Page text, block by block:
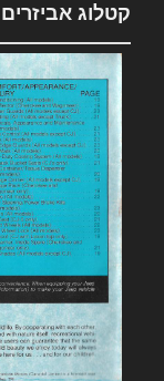
קטלוג אביזרים 1979 Jeep